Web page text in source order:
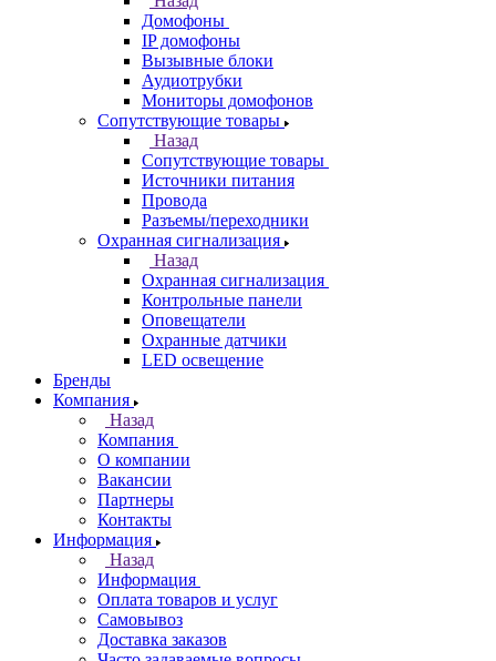
Домофоны
IP домофоны
Вызывные блоки
Аудиотрубки
Мониторы домофонов
Сопутствующие товары
Назад
Сопутствующие товары
Источники питания
Провода
Разъемы/переходники
Охранная сигнализация
Назад
Охранная сигнализация
Контрольные панели
Оповещатели
Охранные датчики
LED освещение
Бренды
Компания
Назад
Компания
О компании
Вакансии
Партнеры
Контакты
Информация
Назад
Информация
Оплата товаров и услуг
Самовывоз
Доставка заказов